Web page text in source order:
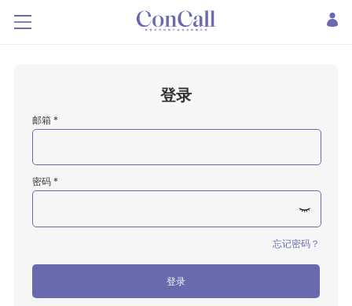
登录
邮箱 *
密码 *
忘记密码？
登录